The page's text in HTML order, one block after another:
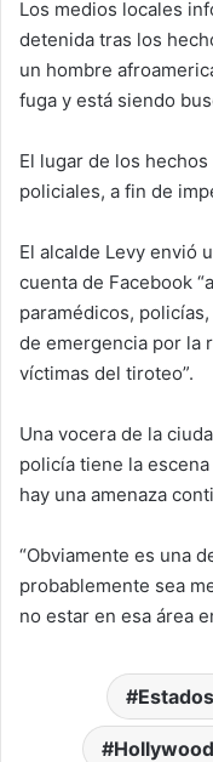
Los medios locales
detenida tras los
un hombre
fuga y está siendo
El lugar de los
policiales, a fin de
El alcalde Levy envió
cuenta de Facebook
paramédicos,
de emergencia por la
víctimas del tiroteo”.
Una vocera de la
policía tiene la
hay una amenaza
“Obviamente es una
probablemente sea
no estar en esa área